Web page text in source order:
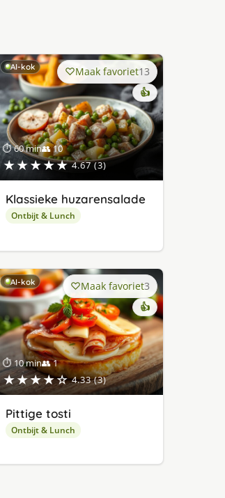
AI-kok
⏱ 60 min👥 10
★★★★★ 4.67 (3)
Maak favoriet13
👍
Klassieke huzarensalade
Ontbijt & Lunch
AI-kok
⏱ 10 min👥 1
★★★★☆ 4.33 (3)
Maak favoriet3
👍
Pittige tosti
Ontbijt & Lunch